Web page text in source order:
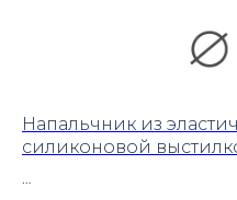
Напальчник из
силиконовой